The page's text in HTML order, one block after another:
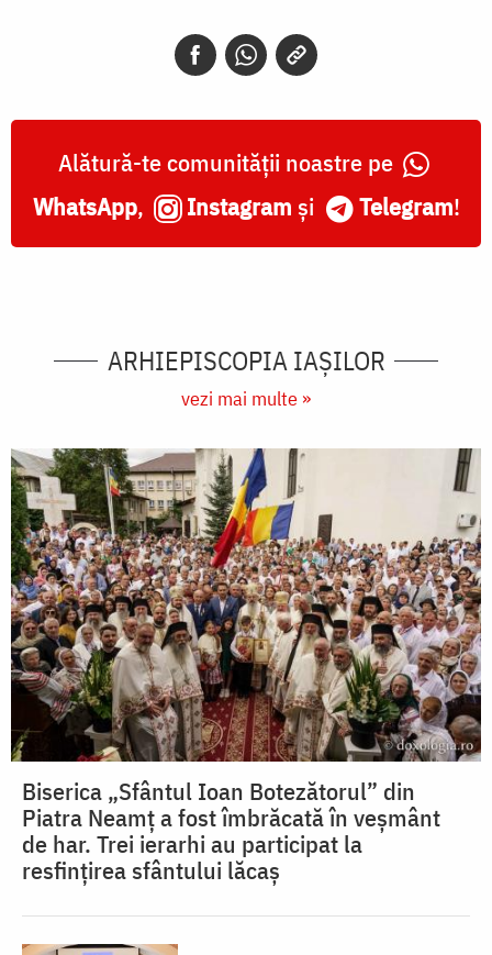
Alătură-te comunității noastre pe
WhatsApp, Instagram și Telegram!
ARHIEPISCOPIA IAŞILOR
vezi mai multe »
Biserica „Sfântul Ioan Botezătorul” din
Piatra Neamț a fost îmbrăcată în veșmânt
de har. Trei ierarhi au participat la
resfințirea sfântului lăcaș